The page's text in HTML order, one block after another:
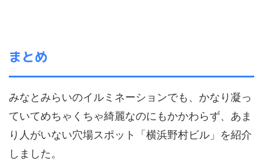
まとめ
みなとみらいのイルミネーションでも、かなり凝っ
ていてめちゃくちゃ綺麗なのにもかかわらず、あま
り人がいない穴場スポット「横浜野村ビル」を紹介
しました。